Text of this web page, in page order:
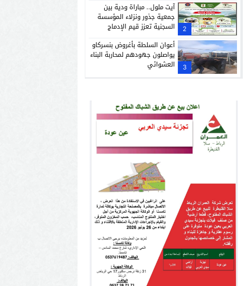
2
آيت ملول.. مباراة ودية بين
جمعية جذور ونزلاء المؤسسة
السجنية تعزز قيم الإدماج
3
أعوان السلطة بأغروض بنسركاو
يواصلون جهودهم لمحاربة البناء
العشوائي